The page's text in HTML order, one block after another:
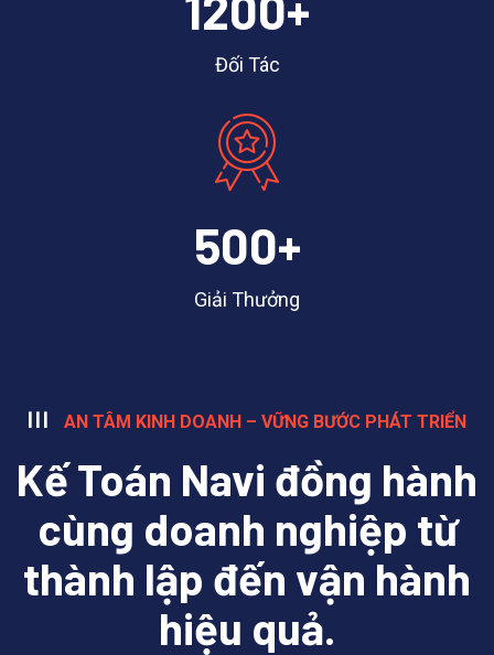
Đối Tác
500+
Giải Thưởng
AN TÂM KINH DOANH – VỮNG BƯỚC PHÁT TRIỂN
Kế Toán Navi đồng hành
cùng doanh nghiệp từ
thành lập đến vận hành
hiệu quả.